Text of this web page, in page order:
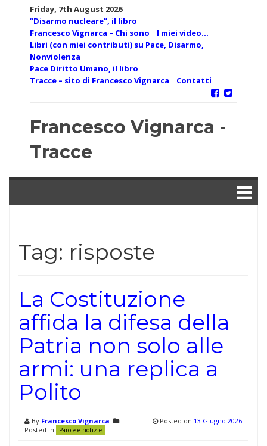
Friday, 7th August 2026
“Disarmo nucleare”, il libro
Francesco Vignarca – Chi sono
I miei video…
Libri (con miei contributi) su Pace, Disarmo,
Nonviolenza
Pace Diritto Umano, il libro
Tracce – sito di Francesco Vignarca
Contatti
Francesco Vignarca -
Tracce
Tag: risposte
La Costituzione
affida la difesa della
Patria non solo alle
armi: una replica a
Polito
By Francesco Vignarca
Posted in
Parole e notizie
Posted on 13 Giugno 2026